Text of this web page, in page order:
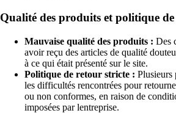
Qualité des produits et politique
Mauvaise qualité des produits : Des
avoir reçu des articles de qualité
à ce qui était présenté sur le site.
Politique de retour stricte : Plusieurs
les difficultés rencontrées pour
ou non conformes, en raison de
imposées par lentreprise.